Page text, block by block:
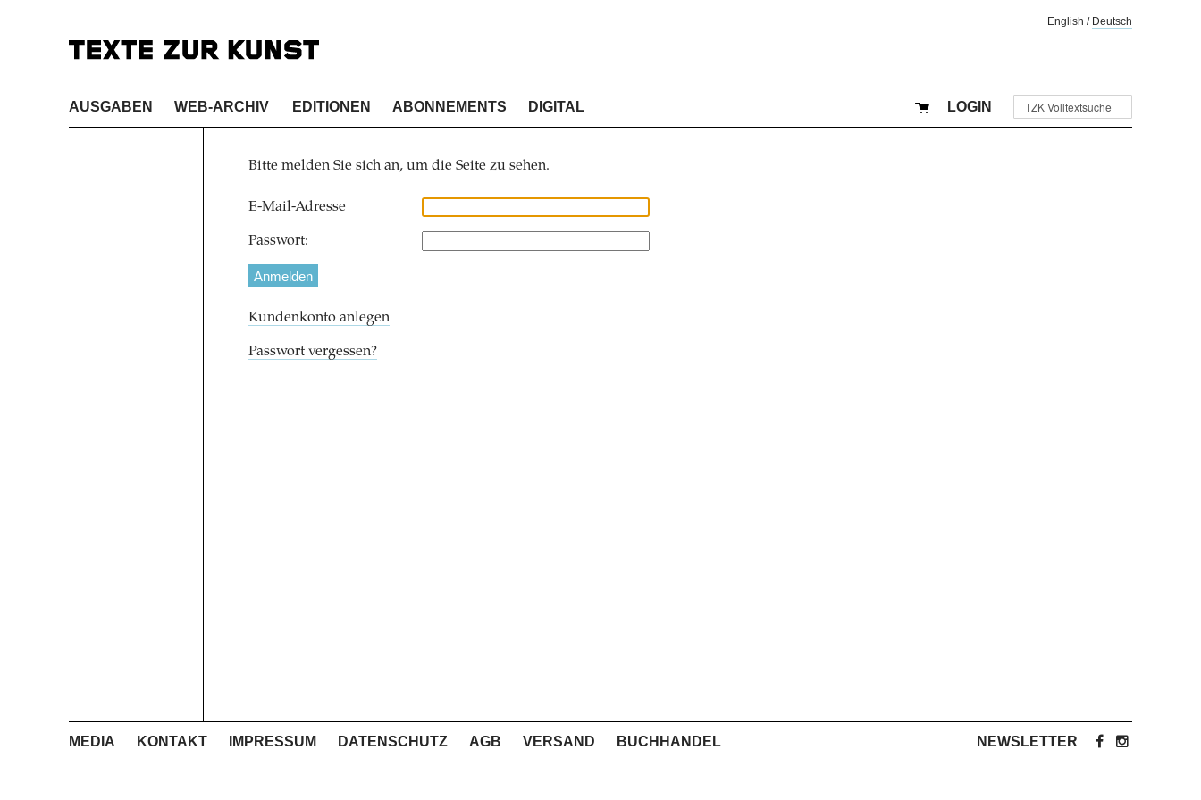
English / Deutsch
AUSGABEN WEB-ARCHIV EDITIONEN ABONNEMENTS DIGITAL LOGIN
Bitte melden Sie sich an, um die Seite zu sehen.
E-Mail-Adresse
Passwort:
Kundenkonto anlegen
Passwort vergessen?
MEDIA KONTAKT IMPRESSUM DATENSCHUTZ AGB VERSAND BUCHHANDEL NEWSLETTER